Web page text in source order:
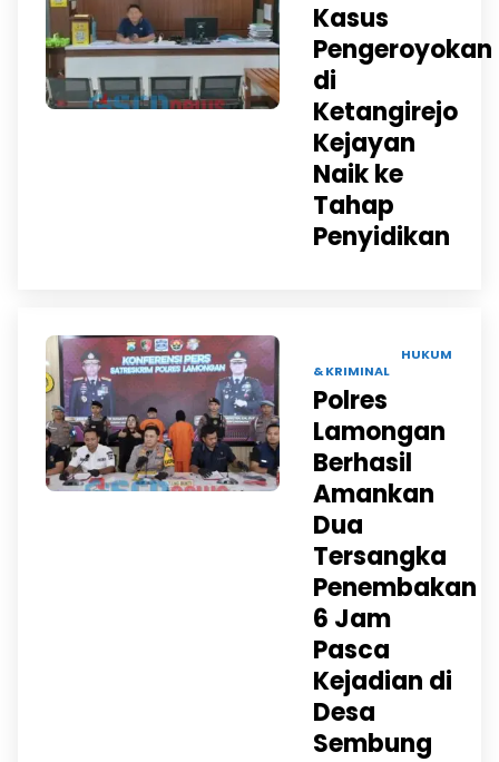
Kasus
Pengeroyokan
di
Ketangirejo
Kejayan
Naik ke
Tahap
Penyidikan
HUKUM
& KRIMINAL
Polres
Lamongan
Berhasil
Amankan
Dua
Tersangka
Penembakan
6 Jam
Pasca
Kejadian di
Desa
Sembung